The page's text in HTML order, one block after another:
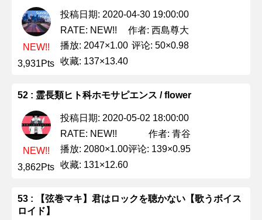
NEW!!
3,931Pts
投稿日期: 2020-04-30 19:00:00
RATE: NEW!!
作者: 西島尊大
播放: 2047×1.00 评论: 50×0.98
收藏: 137×13.40
52 : 霊長類ヒト科ホモサピエンス / flower
NEW!!
3,862Pts
投稿日期: 2020-05-02 18:00:00
RATE: NEW!!
作者: 青谷
播放: 2080×1.00评论: 139×0.95
收藏: 131×12.60
53 : 【弦巻マキ】君はロックを聴かない【歌うボイス
ロイド】